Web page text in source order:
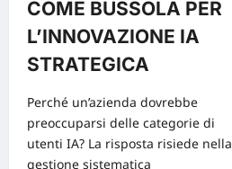
COME BUSSOLA PER
L’INNOVAZIONE IA
STRATEGICA
Perché un’azienda dovrebbe
preoccuparsi delle categorie di
utenti IA? La risposta risiede nella
gestione sistematica